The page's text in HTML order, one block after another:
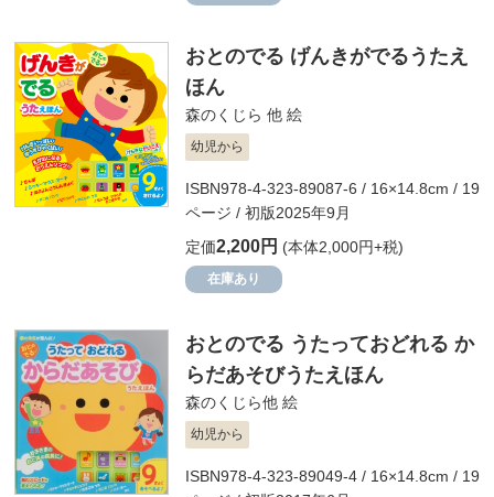
おとのでる げんきがでるうたえ
ほん
森のくじら 他 絵
幼児から
ISBN978-4-323-89087-6 / 16×14.8cm / 19
ページ / 初版2025年9月
定価2,200円 (本体2,000円+税)
在庫あり
おとのでる うたっておどれる か
らだあそびうたえほん
森のくじら他 絵
幼児から
ISBN978-4-323-89049-4 / 16×14.8cm / 19